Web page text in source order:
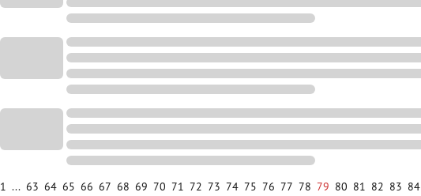
1 ... 63 64 65 66 67 68 69 70 71 72 73 74 75 76 77 78 79 80 81 82 83 84